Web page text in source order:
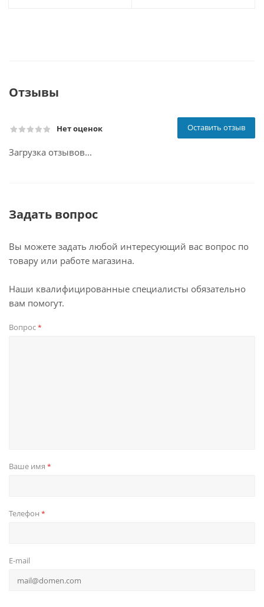
Отзывы
Нет оценок Оставить отзыв
Загрузка отзывов...
Задать вопрос
Вы можете задать любой интересующий вас вопрос по
товару или работе магазина.
Наши квалифицированные специалисты обязательно
вам помогут.
Вопрос*
Ваше имя *
Телефон *
E-mail